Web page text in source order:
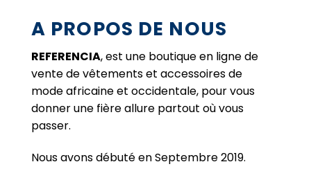
A PROPOS DE NOUS
REFERENCIA, est une boutique en ligne de
vente de vêtements et accessoires de
mode africaine et occidentale, pour vous
donner une fière allure partout où vous
passer.
Nous avons débuté en Septembre 2019.